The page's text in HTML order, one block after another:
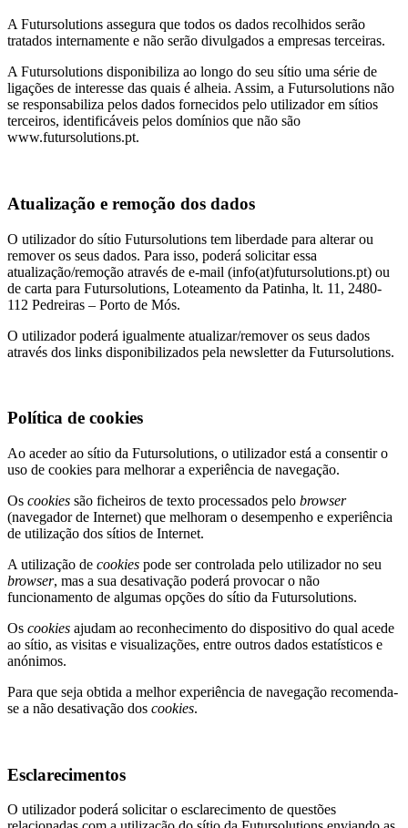
A Futursolutions assegura que todos os dados recolhidos serão
tratados internamente e não serão divulgados a empresas terceiras.
A Futursolutions disponibiliza ao longo do seu sítio uma série de
ligações de interesse das quais é alheia. Assim, a Futursolutions não
se responsabiliza pelos dados fornecidos pelo utilizador em sítios
terceiros, identificáveis pelos domínios que não são
www.futursolutions.pt.
Atualização e remoção dos dados
O utilizador do sítio Futursolutions tem liberdade para alterar ou
remover os seus dados. Para isso, poderá solicitar essa
atualização/remoção através de e-mail (info(at)futursolutions.pt) ou
de carta para Futursolutions, Loteamento da Patinha, lt. 11, 2480-
112 Pedreiras – Porto de Mós.
O utilizador poderá igualmente atualizar/remover os seus dados
através dos links disponibilizados pela newsletter da Futursolutions.
Política de cookies
Ao aceder ao sítio da Futursolutions, o utilizador está a consentir o
uso de cookies para melhorar a experiência de navegação.
Os cookies são ficheiros de texto processados pelo browser
(navegador de Internet) que melhoram o desempenho e experiência
de utilização dos sítios de Internet.
A utilização de cookies pode ser controlada pelo utilizador no seu
browser, mas a sua desativação poderá provocar o não
funcionamento de algumas opções do sítio da Futursolutions.
Os cookies ajudam ao reconhecimento do dispositivo do qual acede
ao sítio, as visitas e visualizações, entre outros dados estatísticos e
anónimos.
Para que seja obtida a melhor experiência de navegação recomenda-
se a não desativação dos cookies.
Esclarecimentos
O utilizador poderá solicitar o esclarecimento de questões